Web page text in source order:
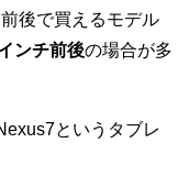
後で買えるモデル
ンチ前後の場合が多
というタブレ